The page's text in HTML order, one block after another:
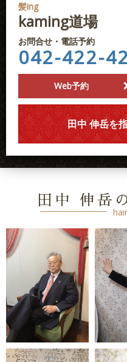
髪ing
kaming道場
お問合せ・電話予約
042-422-
Web予約
田中 伸岳を
田中 伸岳